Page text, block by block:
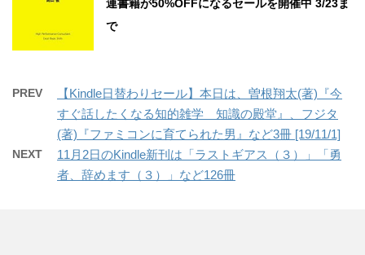
連書籍が50%OFFになるセールを開催中 3/23ま
で
PREV
【Kindle日替わりセール】本日は、曽根翔太(著)『今
すぐ話したくなる知的雑学 知識の殿堂』、フジタ
(著)『ファミコンに育てられた男』など3冊 [19/11/1]
NEXT
11月2日のKindle新刊は「ラストギアス（３）」「勇
者、辞めます（３）」など126冊